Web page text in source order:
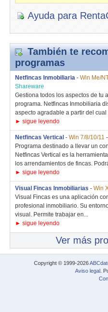
Ayuda para
También te
programas
Netfincas Inmobiliaria - Win Me/
Shareware
Gestiona todos los aspectos de tu
programa. Netfincas Inmobiliaria
aspecto agradable a partir del cual
► sigue leyendo
Netfincas Vertical - Win 7/8/10/11
Programa destinado a llevar un
Netfincas Vertical es la
los arrendamientos de fincas.
► sigue leyendo
Visual Fincas Inmobiliarias - Win
Visual Fincas es una aplicación
profesional inmobiliario. Su
visual. Permite trabajar en...
► sigue leyendo
Ver más
Copyright © 1999-2026
Aviso legal .